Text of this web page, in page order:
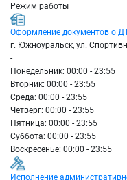
Режим работы
Оформление документов о
г. Южноуральск, ул.
-
Понедельник: 00:00 - 23:55
Вторник: 00:00 - 23:55
Среда: 00:00 - 23:55
Четверг: 00:00 - 23:55
Пятница: 00:00 - 23:55
Суббота: 00:00 - 23:55
Воскресенье: 00:00 - 23:55
Исполнение